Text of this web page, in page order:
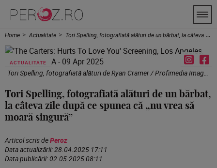
Home Actualitate Tori Spelling, fotografiată alături de un bărbat, la câteva zile după ce spunea că „nu vrea să moară singură”
ACTUALITATE
Tori Spelling, fotografiată alături de Ryan Cramer / Profimedia Images
Tori Spelling, fotografiată alături de un bărbat,
la câteva zile după ce spunea că „nu vrea să
moară singură”
Articol scris dePeroz
Data actualizării:28.04.2025 17:11
Data publicării:02.05.2025 08:11